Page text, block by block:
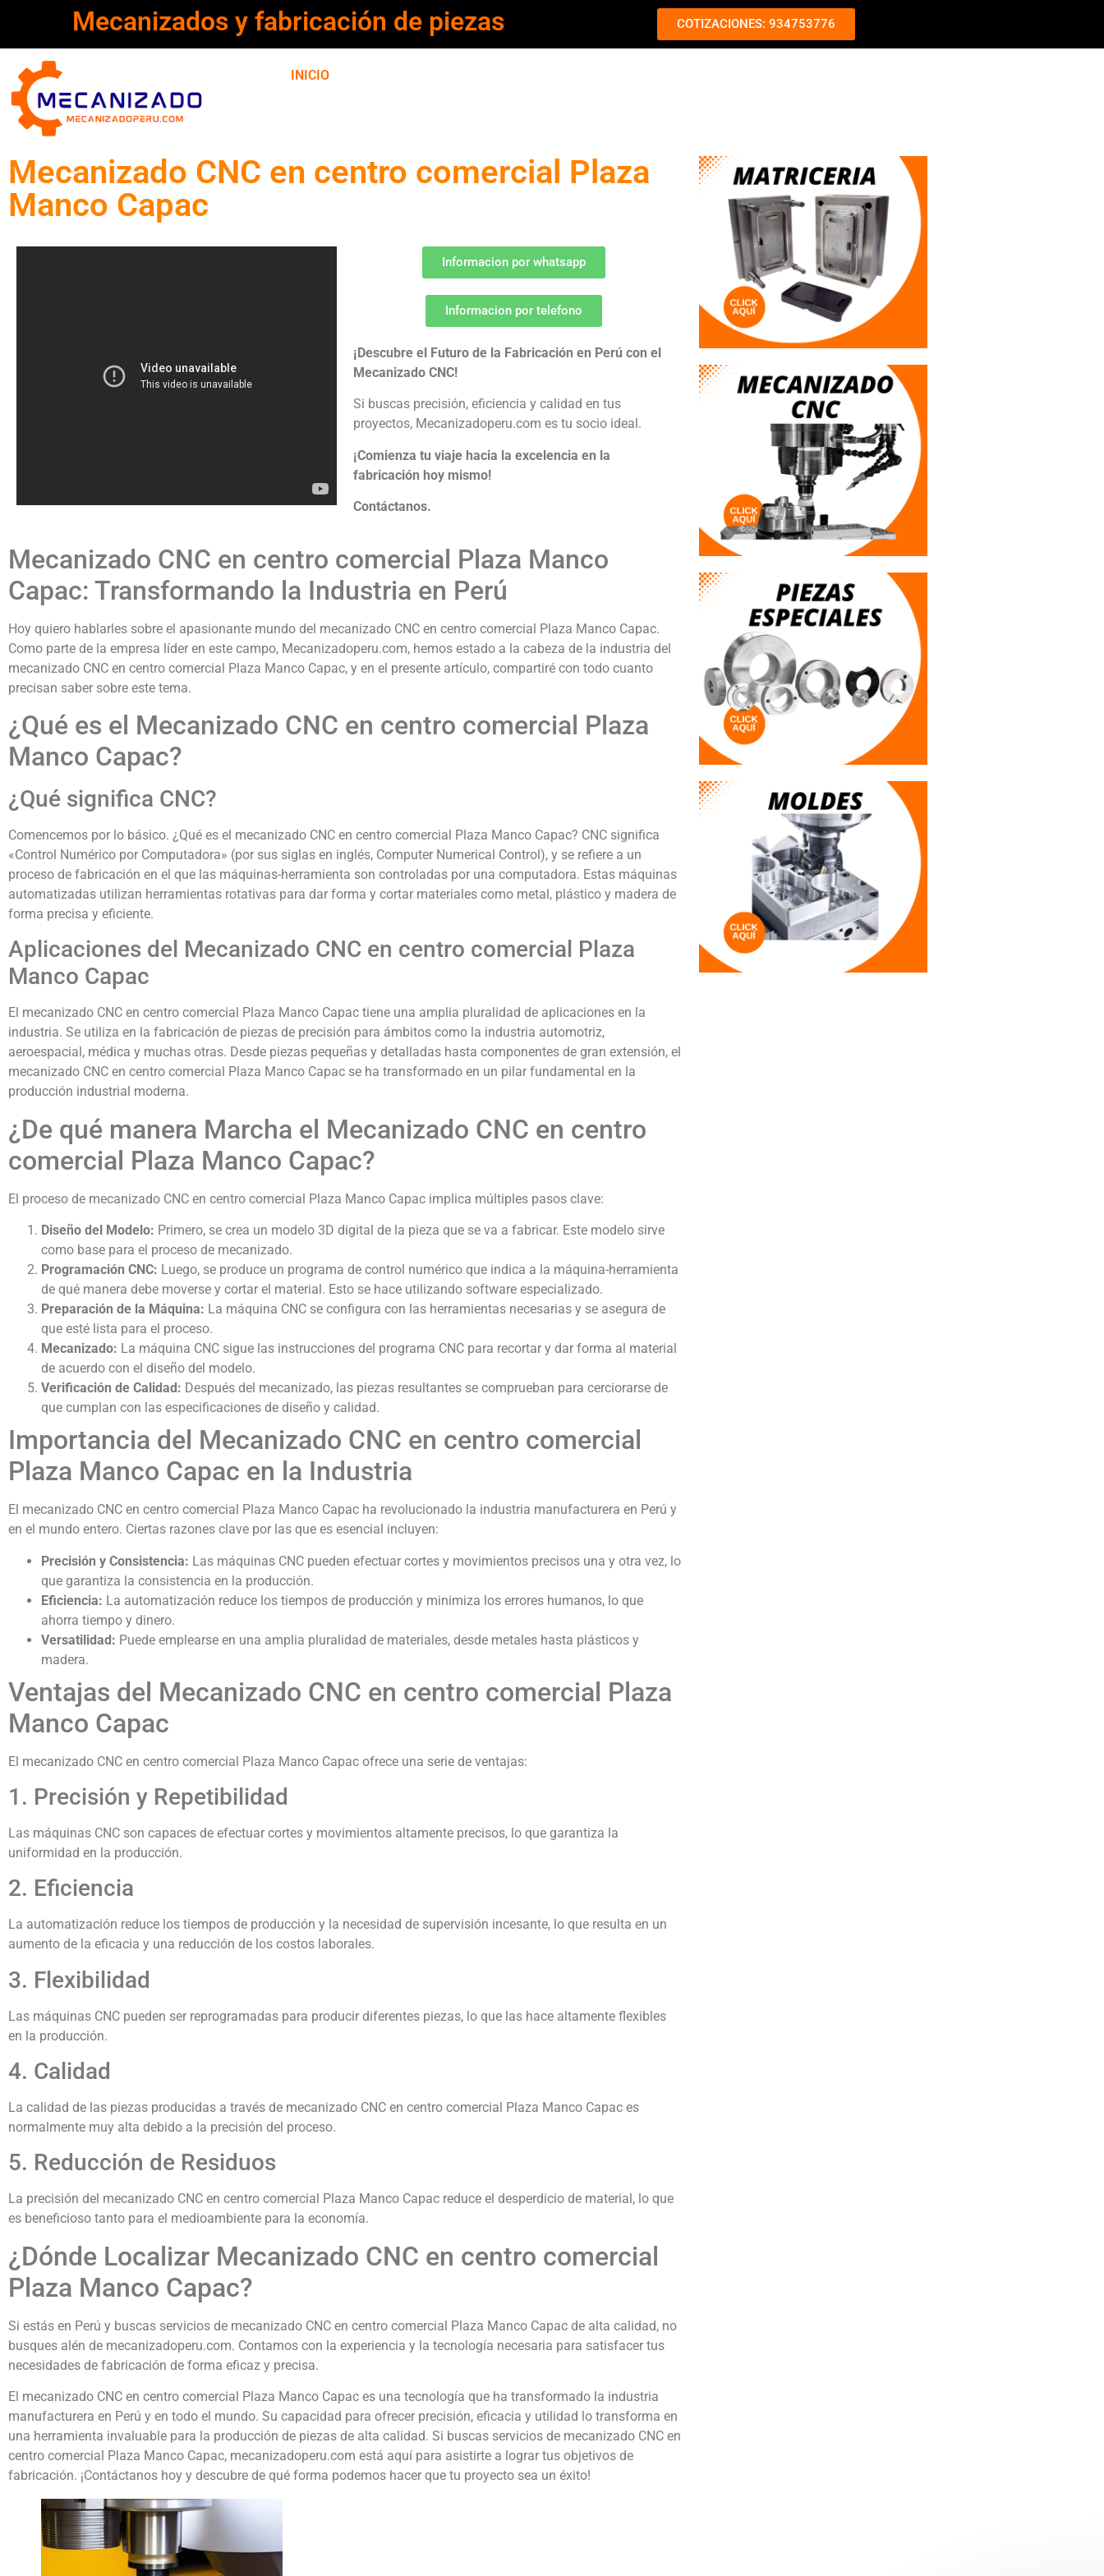
Mecanizados y fabricación de piezas COTIZACIONES: 934753776
INICIO
Mecanizado CNC en centro comercial Plaza
Manco Capac
Informacion por whatsapp
Informacion por telefono
¡Descubre el Futuro de la Fabricación en Perú con el
Mecanizado CNC!
Si buscas precisión, eficiencia y calidad en tus
proyectos, Mecanizadoperu.com es tu socio ideal.
¡Comienza tu viaje hacia la excelencia en la
fabricación hoy mismo!
Contáctanos.
Mecanizado CNC en centro comercial Plaza Manco
Capac: Transformando la Industria en Perú
Hoy quiero hablarles sobre el apasionante mundo del mecanizado CNC en centro comercial Plaza Manco Capac.
Como parte de la empresa líder en este campo, Mecanizadoperu.com, hemos estado a la cabeza de la industria del
mecanizado CNC en centro comercial Plaza Manco Capac, y en el presente artículo, compartiré con todo cuanto
precisan saber sobre este tema.
¿Qué es el Mecanizado CNC en centro comercial Plaza
Manco Capac?
¿Qué significa CNC?
Comencemos por lo básico. ¿Qué es el mecanizado CNC en centro comercial Plaza Manco Capac? CNC significa
«Control Numérico por Computadora» (por sus siglas en inglés, Computer Numerical Control), y se refiere a un
proceso de fabricación en el que las máquinas-herramienta son controladas por una computadora. Estas máquinas
automatizadas utilizan herramientas rotativas para dar forma y cortar materiales como metal, plástico y madera de
forma precisa y eficiente.
Aplicaciones del Mecanizado CNC en centro comercial Plaza
Manco Capac
El mecanizado CNC en centro comercial Plaza Manco Capac tiene una amplia pluralidad de aplicaciones en la
industria. Se utiliza en la fabricación de piezas de precisión para ámbitos como la industria automotriz,
aeroespacial, médica y muchas otras. Desde piezas pequeñas y detalladas hasta componentes de gran extensión, el
mecanizado CNC en centro comercial Plaza Manco Capac se ha transformado en un pilar fundamental en la
producción industrial moderna.
¿De qué manera Marcha el Mecanizado CNC en centro
comercial Plaza Manco Capac?
El proceso de mecanizado CNC en centro comercial Plaza Manco Capac implica múltiples pasos clave:
Diseño del Modelo: Primero, se crea un modelo 3D digital de la pieza que se va a fabricar. Este modelo sirve
como base para el proceso de mecanizado.
Programación CNC: Luego, se produce un programa de control numérico que indica a la máquina-herramienta
de qué manera debe moverse y cortar el material. Esto se hace utilizando software especializado.
Preparación de la Máquina: La máquina CNC se configura con las herramientas necesarias y se asegura de
que esté lista para el proceso.
Mecanizado: La máquina CNC sigue las instrucciones del programa CNC para recortar y dar forma al material
de acuerdo con el diseño del modelo.
Verificación de Calidad: Después del mecanizado, las piezas resultantes se comprueban para cerciorarse de
que cumplan con las especificaciones de diseño y calidad.
Importancia del Mecanizado CNC en centro comercial
Plaza Manco Capac en la Industria
El mecanizado CNC en centro comercial Plaza Manco Capac ha revolucionado la industria manufacturera en Perú y
en el mundo entero. Ciertas razones clave por las que es esencial incluyen:
Precisión y Consistencia: Las máquinas CNC pueden efectuar cortes y movimientos precisos una y otra vez, lo
que garantiza la consistencia en la producción.
Eficiencia: La automatización reduce los tiempos de producción y minimiza los errores humanos, lo que
ahorra tiempo y dinero.
Versatilidad: Puede emplearse en una amplia pluralidad de materiales, desde metales hasta plásticos y
madera.
Ventajas del Mecanizado CNC en centro comercial Plaza
Manco Capac
El mecanizado CNC en centro comercial Plaza Manco Capac ofrece una serie de ventajas:
1. Precisión y Repetibilidad
Las máquinas CNC son capaces de efectuar cortes y movimientos altamente precisos, lo que garantiza la
uniformidad en la producción.
2. Eficiencia
La automatización reduce los tiempos de producción y la necesidad de supervisión incesante, lo que resulta en un
aumento de la eficacia y una reducción de los costos laborales.
3. Flexibilidad
Las máquinas CNC pueden ser reprogramadas para producir diferentes piezas, lo que las hace altamente flexibles
en la producción.
4. Calidad
La calidad de las piezas producidas a través de mecanizado CNC en centro comercial Plaza Manco Capac es
normalmente muy alta debido a la precisión del proceso.
5. Reducción de Residuos
La precisión del mecanizado CNC en centro comercial Plaza Manco Capac reduce el desperdicio de material, lo que
es beneficioso tanto para el medioambiente para la economía.
¿Dónde Localizar Mecanizado CNC en centro comercial
Plaza Manco Capac?
Si estás en Perú y buscas servicios de mecanizado CNC en centro comercial Plaza Manco Capac de alta calidad, no
busques alén de mecanizadoperu.com. Contamos con la experiencia y la tecnología necesaria para satisfacer tus
necesidades de fabricación de forma eficaz y precisa.
El mecanizado CNC en centro comercial Plaza Manco Capac es una tecnología que ha transformado la industria
manufacturera en Perú y en todo el mundo. Su capacidad para ofrecer precisión, eficacia y utilidad lo transforma en
una herramienta invaluable para la producción de piezas de alta calidad. Si buscas servicios de mecanizado CNC en
centro comercial Plaza Manco Capac, mecanizadoperu.com está aquí para asistirte a lograr tus objetivos de
fabricación. ¡Contáctanos hoy y descubre de qué forma podemos hacer que tu proyecto sea un éxito!